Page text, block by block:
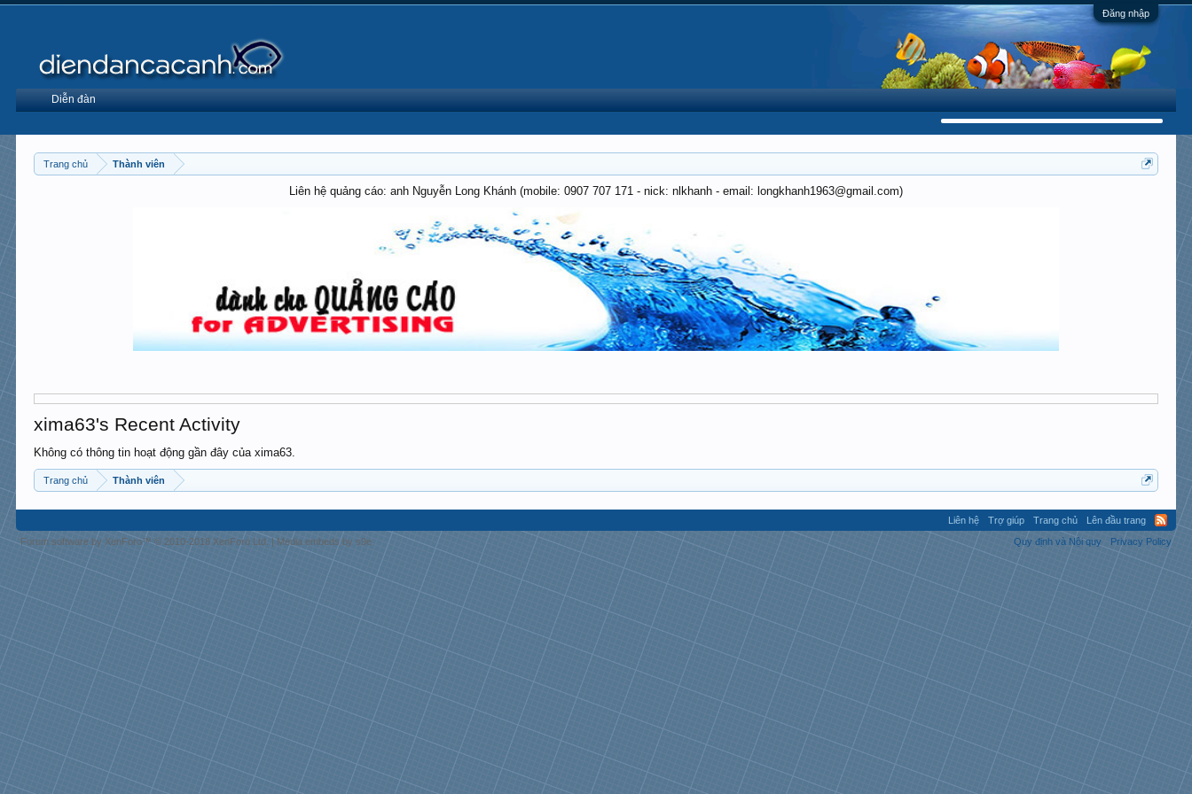
Đăng nhập
Trang chủ Thành viên
Liên hệ quảng cáo: anh Nguyễn Long Khánh (mobile: 0907 707 171 - nick: nlkhanh - email: longkhanh1963@gmail.com)
xima63's Recent Activity
Không có thông tin hoạt động gần đây của xima63.
Trang chủ Thành viên
Diễn đàn
Liên hệ Trợ giúp Trang chủ
Lên đầu trang
Quy định và Nội quy
Privacy Policy
Forum software by XenForo™© 2010-2018 XenForo Ltd. | Media embeds by s9e